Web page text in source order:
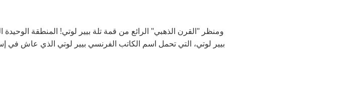
ومنظر "القرن الذهبي" الرائع من قمة تلة بيير لوتي! المنطقة
بيير لوتي، التي تحمل اسم الكاتب الفرنسي بيير لوتي الذي عاش في